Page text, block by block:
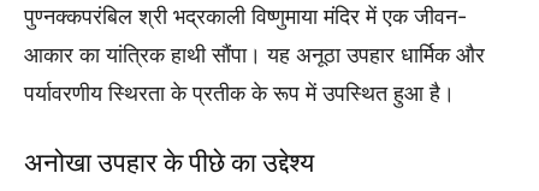
पुण्नक्कपरंबिल श्री भद्रकाली विष्णुमाया मंदिर में एक जीवन-
आकार का यांत्रिक हाथी सौंपा। यह अनूठा उपहार धार्मिक और
पर्यावरणीय स्थिरता के प्रतीक के रूप में उपस्थित हुआ है।
अनोखा उपहार के पीछे का उद्देश्य